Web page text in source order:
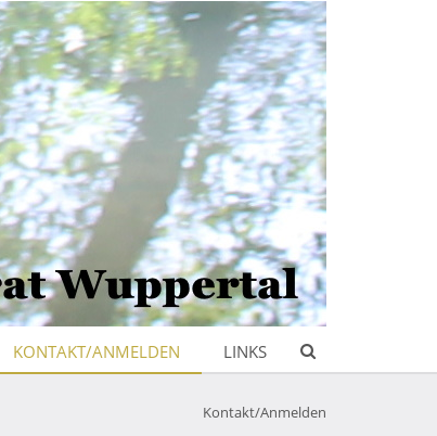
KONTAKT/ANMELDEN LINKS
Kontakt/Anmelden